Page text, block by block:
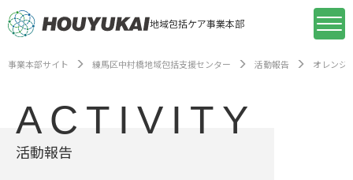
地域包括ケア事業本部
事業本部サイト 練馬区中村橋地域包括支援センター 活動報告 オレンジ
ACTIVITY
活動報告